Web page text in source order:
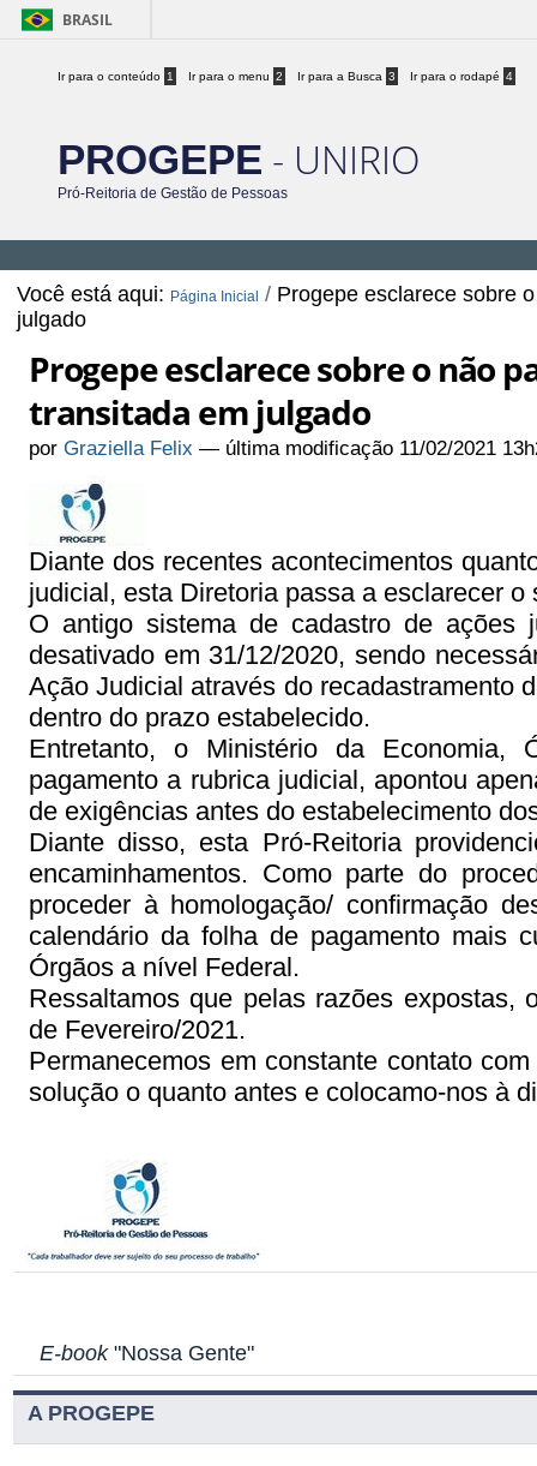
BRASIL
Ir para o conteúdo 1 Ir para o menu 2 Ir para a Busca 3 Ir para o rodapé 4
PROGEPE - UNIRIO
Pró-Reitoria de Gestão de Pessoas
Você está aqui: Página Inicial / Progepe esclarece sobre
julgado
Progepe esclarece sobre o não
transitada em julgado
porGraziella Felix — última modificação 11/02/2021
Diante dos recentes acontecimentos
judicial, esta Diretoria passa a esclarecer o
O antigo sistema de cadastro de ações
desativado em 31/12/2020, sendo
Ação Judicial através do recadastramento
dentro do prazo estabelecido.
Entretanto, o Ministério da Economia,
pagamento a rubrica judicial, apontou
de exigências antes do estabelecimento
Diante disso, esta Pró-Reitoria
encaminhamentos. Como parte do
proceder à homologação/ confirmação
calendário da folha de pagamento mais
Órgãos a nível Federal.
Ressaltamos que pelas razões expostas,
de Fevereiro/2021.
Permanecemos em constante contato
solução o quanto antes e colocamo-nos à
E-book"Nossa Gente"
A PROGEPE